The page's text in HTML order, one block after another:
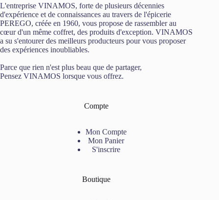
L'entreprise VINAMOS, forte de plusieurs décennies
d'expérience et de connaissances au travers de l'épicerie
PEREGO, créée en 1960, vous propose de rassembler au
cœur d'un même coffret, des produits d'exception. VINAMOS
a su s'entourer des meilleurs producteurs pour vous proposer
des expériences inoubliables.
Parce que rien n'est plus beau que de partager,
Pensez VINAMOS lorsque vous offrez.
Compte
Mon Compte
Mon Panier
S'inscrire
Boutique